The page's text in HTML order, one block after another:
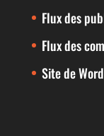
Flux des
Flux des
Site de